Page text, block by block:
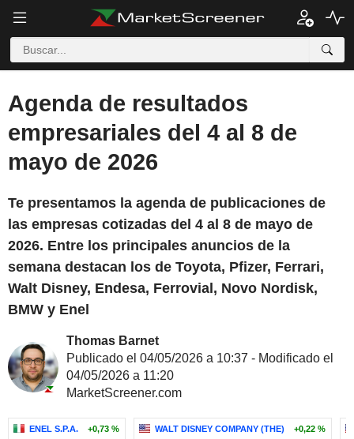
Agenda de resultados
empresariales del 4 al 8 de
mayo de 2026
Te presentamos la agenda de publicaciones de
las empresas cotizadas del 4 al 8 de mayo de
2026. Entre los principales anuncios de la
semana destacan los de Toyota, Pfizer, Ferrari,
Walt Disney, Endesa, Ferrovial, Novo Nordisk,
BMW y Enel
Thomas Barnet
Publicado el 04/05/2026 a 10:37 - Modificado el
04/05/2026 a 11:20
MarketScreener.com
ENEL S.P.A. +0,73 % WALT DISNEY COMPANY (THE) +0,22 %